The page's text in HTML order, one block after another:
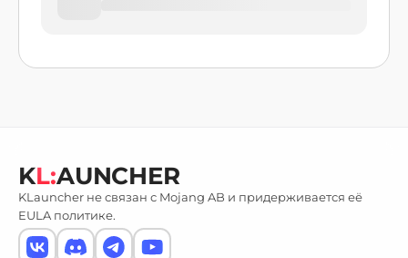
KL:AUNCHER
KLauncher не связан с Mojang AB и придерживается её
EULA политике.